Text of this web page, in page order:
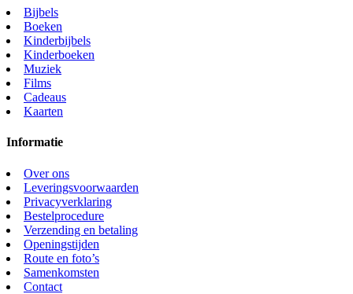
Bijbels
Boeken
Kinderbijbels
Kinderboeken
Muziek
Films
Cadeaus
Kaarten
Informatie
Over ons
Leveringsvoorwaarden
Privacyverklaring
Bestelprocedure
Verzending en betaling
Openingstijden
Route en foto’s
Samenkomsten
Contact